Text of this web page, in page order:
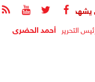



 اتفاقية تأسيس شركة
التحرير أحمد الحضرى